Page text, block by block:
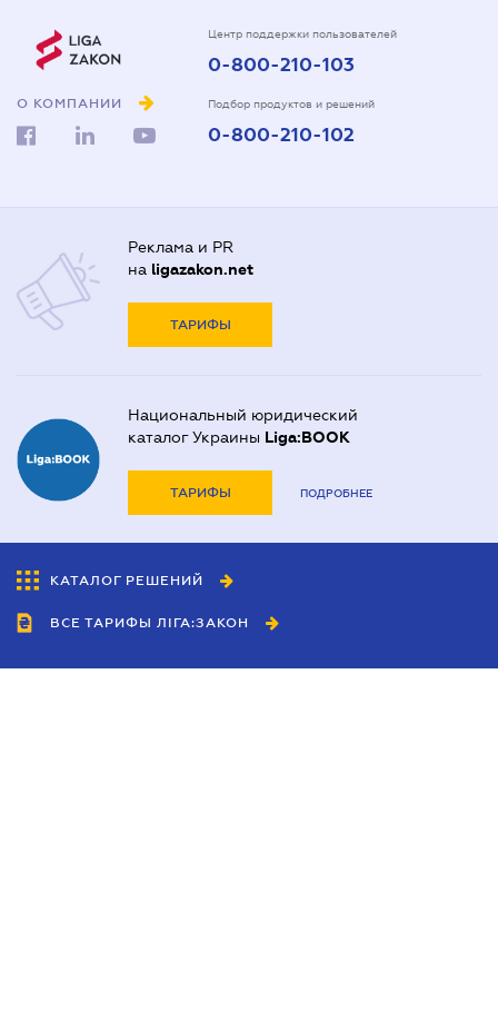
О КОМПАНИИ
Центр поддержки пользователей
0-800-210-103
Подбор продуктов и решений
0-800-210-102
Реклама и PR
на ligazakon.net
ТАРИФЫ
Национальный юридический
каталог Украины Liga:BOOK
ТАРИФЫ ПОДРОБНЕЕ
КАТАЛОГ РЕШЕНИЙ
ВСЕ ТАРИФЫ ЛІГА:ЗАКОН